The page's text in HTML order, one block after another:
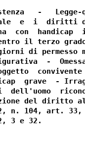
-
e  i  diritti
con  handicap
il terzo
di permesso
-
grave  -
dell'uomo
del diritto
n. 104, art. 33,